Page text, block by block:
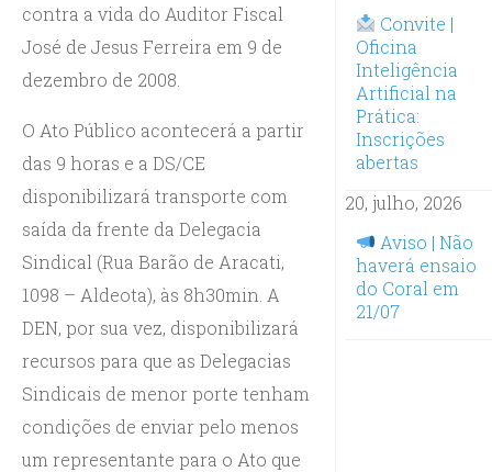
contra a vida do Auditor Fiscal
José de Jesus Ferreira em 9 de
dezembro de 2008.
O Ato Público acontecerá a partir
das 9 horas e a DS/CE
disponibilizará transporte com
saída da frente da Delegacia
Sindical (Rua Barão de Aracati,
1098 – Aldeota), às 8h30min. A
DEN, por sua vez, disponibilizará
recursos para que as Delegacias
Sindicais de menor porte tenham
condições de enviar pelo menos
um representante para o Ato que
Convite |
Oficina
Inteligência
Artificial na
Prática:
Inscrições
abertas
20, julho, 2026
Aviso | Não
haverá ensaio
do Coral em
21/07